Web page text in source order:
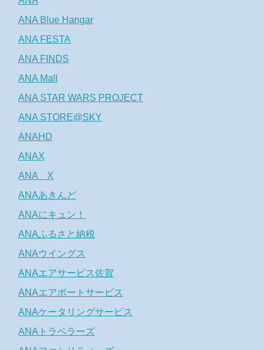
ANA Blue Hangar
ANA FESTA
ANA FINDS
ANA Mall
ANA STAR WARS PROJECT
ANA STORE@SKY
ANAHD
ANAX
ANA X
ANAあきんど
ANAにキュン！
ANAふるさと納税
ANAウイングス
ANAエアサービス佐賀
ANAエアポートサービス
ANAケータリングサービス
ANAトラベラーズ